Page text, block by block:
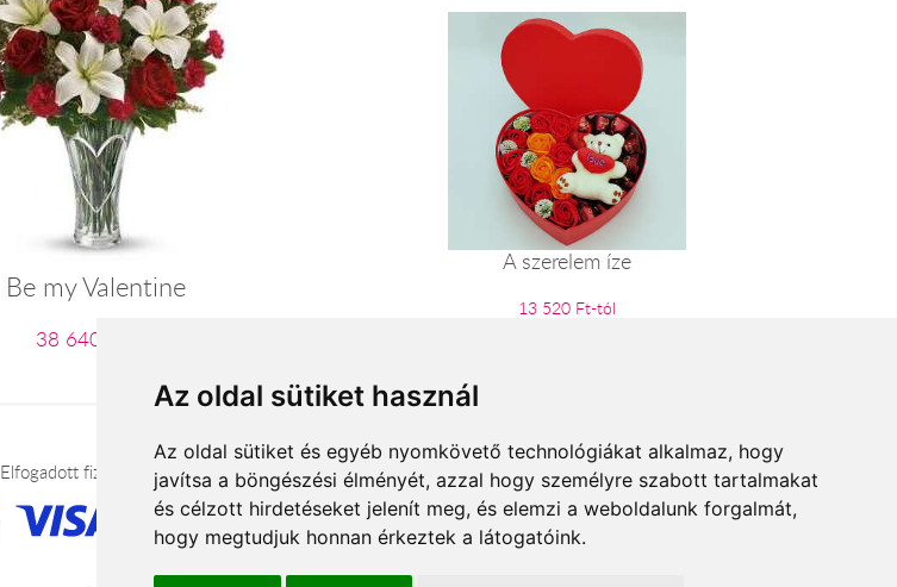
Az oldal sütiket használ
Az oldal sütiket és egyéb nyomkövető technológiákat alkalmaz, hogy
javítsa a böngészési élményét, azzal hogy személyre szabott tartalmakat
és célzott hirdetéseket jelenít meg, és elemzi a weboldalunk forgalmát,
hogy megtudjuk honnan érkeztek a látogatóink.
Be my Valentine
38 640 Ft-tól
A szerelem íze
13 520 Ft-tól
Elfogadott fizetési módok